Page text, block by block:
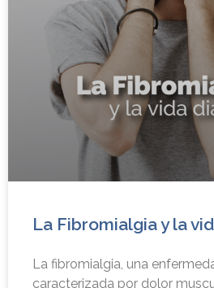
La Fibromialgia y la
La fibromialgia, una
caracterizada por dolor